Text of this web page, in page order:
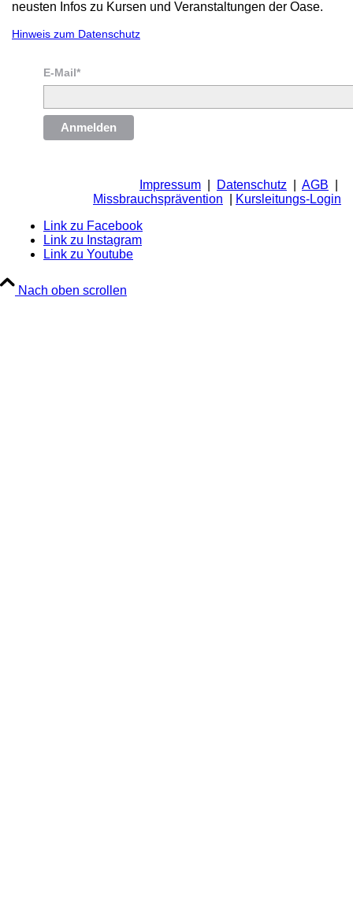
neusten Infos zu Kursen und Veranstaltungen der Oase.
Hinweis zum Datenschutz
E-Mail*
Anmelden
Impressum Datenschutz AGB
Missbrauchsprävention
Kursleitungs-Login
Link zu Facebook
Link zu Instagram
Link zu Youtube
Nach oben scrollen